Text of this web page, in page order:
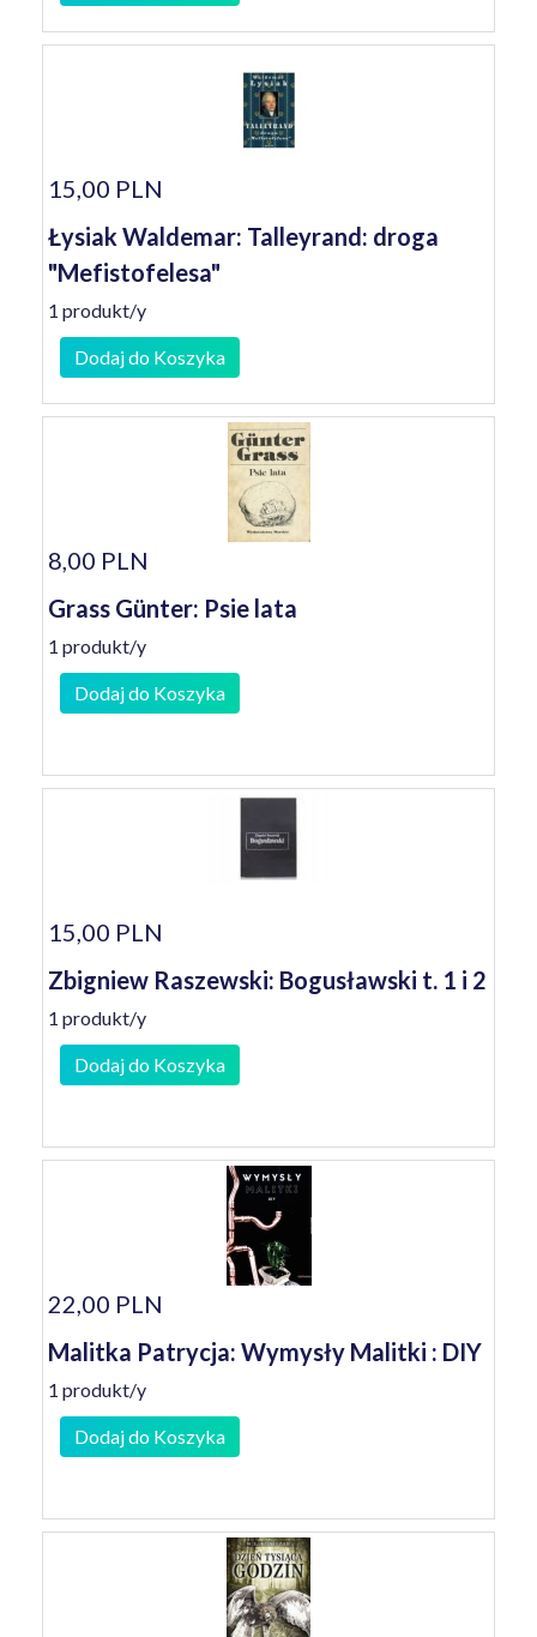
15,00 PLN
Łysiak Waldemar: Talleyrand: droga
"Mefistofelesa"
1 produkt/y
Dodaj do Koszyka
8,00 PLN
Grass Günter: Psie lata
1 produkt/y
Dodaj do Koszyka
15,00 PLN
Zbigniew Raszewski: Bogusławski t. 1 i 2
1 produkt/y
Dodaj do Koszyka
22,00 PLN
Malitka Patrycja: Wymysły Malitki : DIY
1 produkt/y
Dodaj do Koszyka